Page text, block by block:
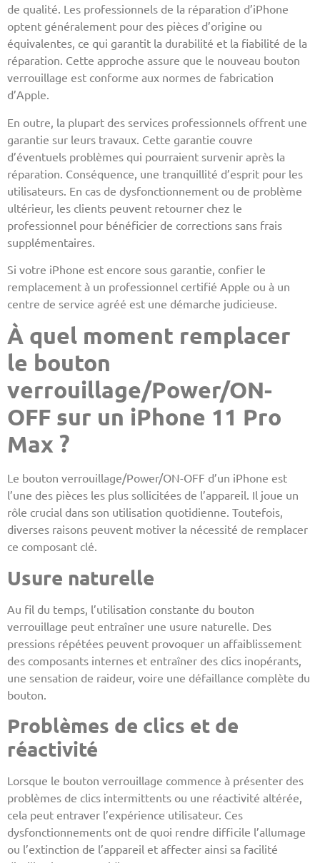
de qualité. Les professionnels de la réparation d’iPhone
optent généralement pour des pièces d’origine ou
équivalentes, ce qui garantit la durabilité et la fiabilité de la
réparation. Cette approche assure que le nouveau bouton
verrouillage est conforme aux normes de fabrication
d’Apple.
En outre, la plupart des services professionnels offrent une
garantie sur leurs travaux. Cette garantie couvre
d’éventuels problèmes qui pourraient survenir après la
réparation. Conséquence, une tranquillité d’esprit pour les
utilisateurs. En cas de dysfonctionnement ou de problème
ultérieur, les clients peuvent retourner chez le
professionnel pour bénéficier de corrections sans frais
supplémentaires.
Si votre iPhone est encore sous garantie, confier le
remplacement à un professionnel certifié Apple ou à un
centre de service agréé est une démarche judicieuse.
À quel moment remplacer
le bouton
verrouillage/Power/ON-
OFF sur un iPhone 11 Pro
Max ?
Le bouton verrouillage/Power/ON-OFF d’un iPhone est
l’une des pièces les plus sollicitées de l’appareil. Il joue un
rôle crucial dans son utilisation quotidienne. Toutefois,
diverses raisons peuvent motiver la nécessité de remplacer
ce composant clé.
Usure naturelle
Au fil du temps, l’utilisation constante du bouton
verrouillage peut entraîner une usure naturelle. Des
pressions répétées peuvent provoquer un affaiblissement
des composants internes et entraîner des clics inopérants,
une sensation de raideur, voire une défaillance complète du
bouton.
Problèmes de clics et de
réactivité
Lorsque le bouton verrouillage commence à présenter des
problèmes de clics intermittents ou une réactivité altérée,
cela peut entraver l’expérience utilisateur. Ces
dysfonctionnements ont de quoi rendre difficile l’allumage
ou l’extinction de l’appareil et affecter ainsi sa facilité